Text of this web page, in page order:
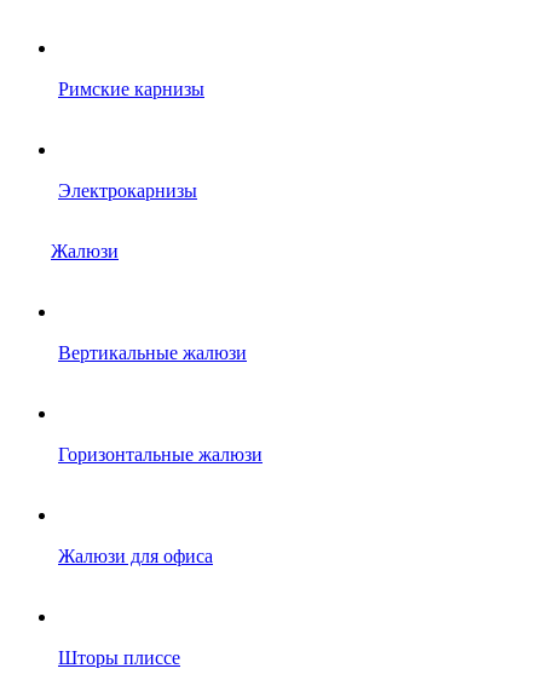
Римские карнизы
Электрокарнизы
Жалюзи
Вертикальные жалюзи
Горизонтальные жалюзи
Жалюзи для офиса
Шторы плиссе